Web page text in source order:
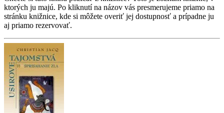
ktorých ju majú. Po kliknutí na názov vás presmerujeme priamo na
stránku knižnice, kde si môžete overiť jej dostupnosť a prípadne ju
aj priamo rezervovať.